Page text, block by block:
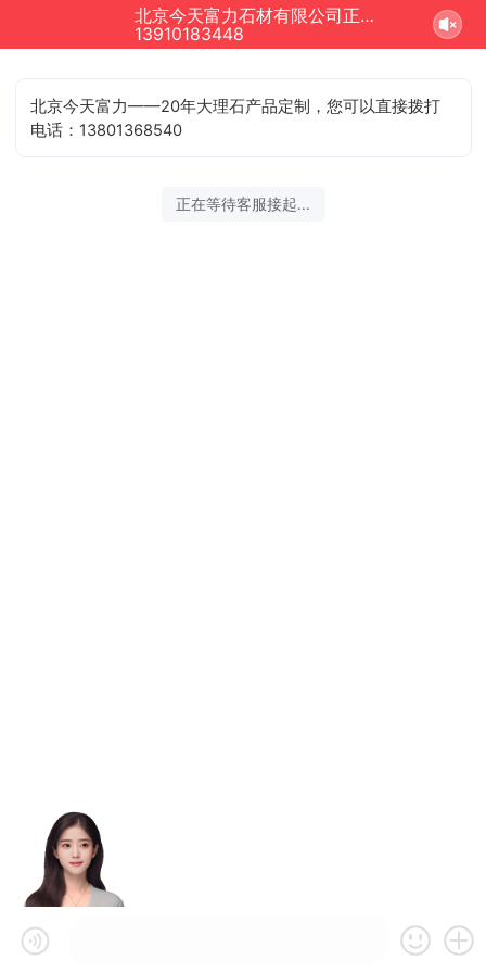
北京今天富力石材有限公司正在为您服务
13910183448
北京今天富力——20年大理石产品定制，您可以直接拨打
电话： 13801368540
正在等待客服接起...